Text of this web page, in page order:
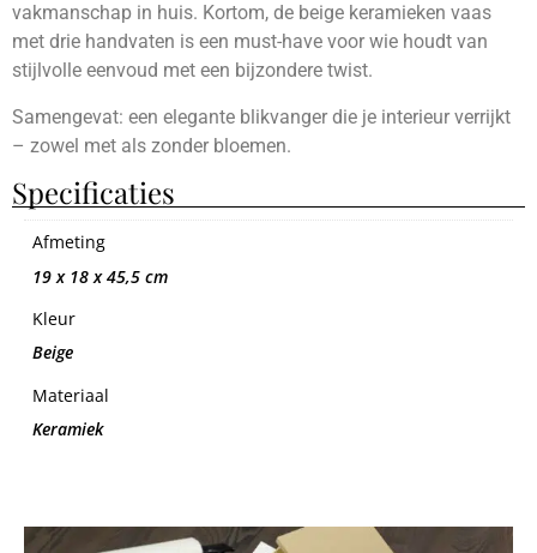
vakmanschap in huis. Kortom, de beige keramieken vaas
met drie handvaten is een must-have voor wie houdt van
stijlvolle eenvoud met een bijzondere twist.
Samengevat: een elegante blikvanger die je interieur verrijkt
– zowel met als zonder bloemen.
Specificaties
Afmeting
19 x 18 x 45,5 cm
Kleur
Beige
Materiaal
Keramiek